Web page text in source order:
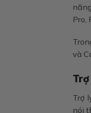
Pro,
và
Trợ
nói